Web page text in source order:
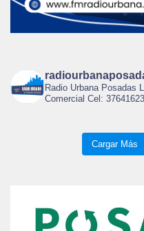
Radio Urbana Posadas
Comercial Cel:
Cargar Más